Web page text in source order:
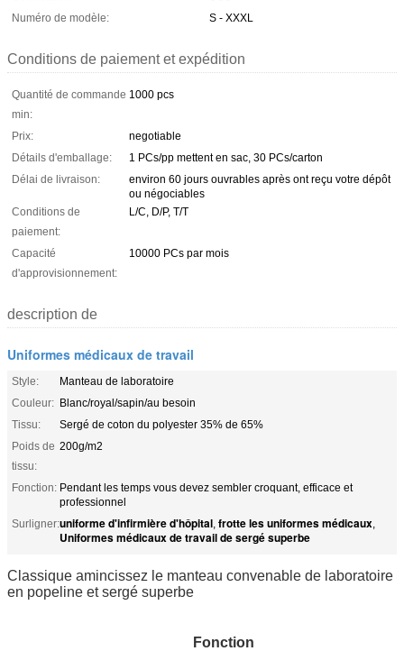
Numéro de modèle:
S - XXXL
Conditions de paiement et expédition
Quantité de commande
min:
1000 pcs
Prix:
negotiable
Détails d'emballage:
1 PCs/pp mettent en sac, 30 PCs/carton
Délai de livraison:
environ 60 jours ouvrables après ont reçu votre dépôt
ou négociables
Conditions de
paiement:
L/C, D/P, T/T
Capacité
d'approvisionnement:
10000 PCs par mois
description de
Uniformes médicaux de travail
Style:
Manteau de laboratoire
Couleur: Blanc/royal/sapin/au besoin
Tissu:
Sergé de coton du polyester 35% de 65%
Poids de
tissu:
200g/m2
Fonction: Pendant les temps vous devez sembler croquant, efficace et
professionnel
Surligner:uniforme d'infirmière d'hôpital, frotte les uniformes médicaux,
Uniformes médicaux de travail de sergé superbe
Classique amincissez le manteau convenable de laboratoire
en popeline et sergé superbe
Fonction